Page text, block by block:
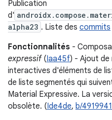
Publication
d'
alpha23 . Liste des commits
Fonctionnalités -
expressif(Iaa45f) - Ajout de
interactives d'éléments de
de liste segmentés qui
Material Expressive. La
obsolète. (Ide4de, b/